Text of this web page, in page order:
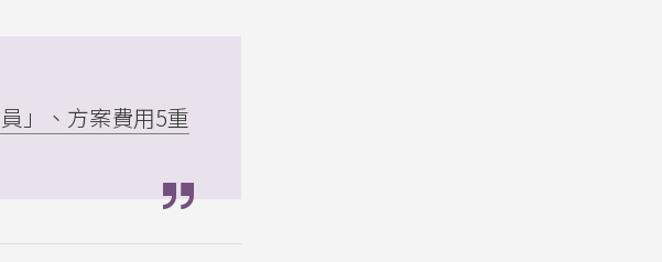
」、方案費用5重